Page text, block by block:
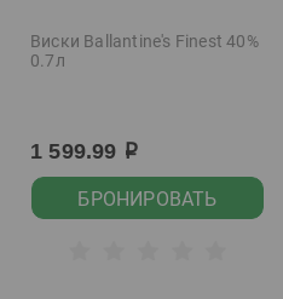
Виски Ballantine's Finest 40%
0.7л
1 599.99 р
БРОНИРОВАТЬ